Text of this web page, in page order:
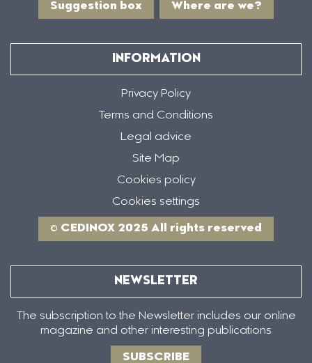
Suggestion box Where are we?
INFORMATION
Privacy Policy
Terms and Conditions
Legal advice
Site Map
Cookies policy
Cookies settings
© CEDINOX 2025 All rights reserved
NEWSLETTER
The subscription to the Newsletter includes our online
magazine and other interesting publications
SUBSCRIBE